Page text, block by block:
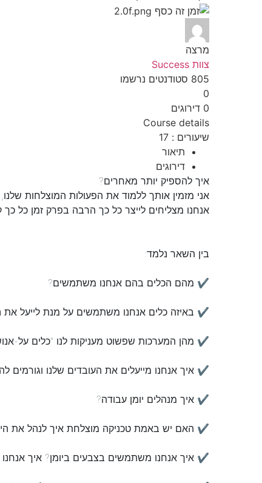
מרצה
צוות Success
805 סטודנטים נרשמו
0
0 דירוגים
Course details
שיעורים :
17
תיאור
דירוגים